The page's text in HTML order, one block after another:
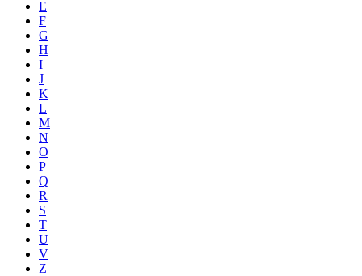
E
F
G
H
I
J
K
L
M
N
O
P
Q
R
S
T
U
V
Z